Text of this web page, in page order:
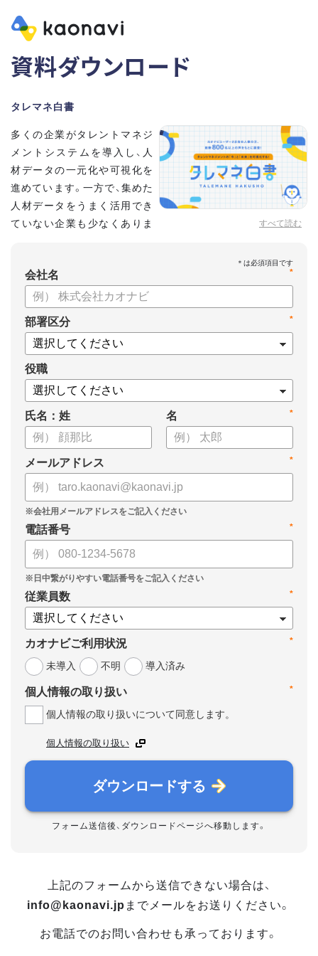
資料ダウンロード
タレマネ白書
すべて読む
多くの企業がタレントマネジ
メントシステムを導入し、人
材データの一元化や可視化を
進めています。一方で、集めた
人材データをうまく活用でき
ていない企業も少なくありま
こうした実情をふまえ、システム導入有無に留まらず、活用状
況や成果を明らかにすべく調査いたしました。
【資料の内容】
・タレントマネジメント推進の事業戦略貢献度
・タレントマネジメントシステム導入の手応え
・人事担当者以外でのカオナビ利用比率
これからのタレントマネジメントが目指すべき指針の参考と
して、ぜひお役立てください。
*
会社名
*
部署区分
役職
氏名：姓 *
名
*
メールアドレス
*
電話番号
*
従業員数
*
カオナビご利用状況
未導入
不明 導入済み
*
個人情報の取り扱い
個人情報の取り扱いについて同意します。
個人情報の取り扱い
ダウンロードする
フォーム送信後、ダウンロードページへ移動します。
上記のフォームから送信できない場合は、
info@kaonavi.jp までメールをお送りください。
お電話でのお問い合わせも承っております。